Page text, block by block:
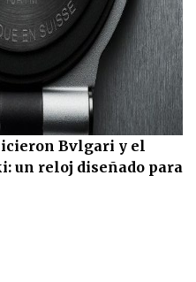
Bvlgari y el
un reloj diseñado para